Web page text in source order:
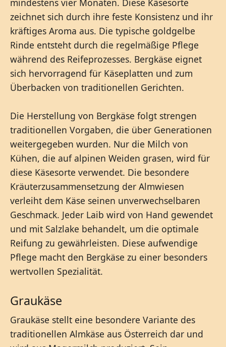
zeichnet sich durch ihre feste Konsistenz und ihr
kräftiges Aroma aus. Die typische goldgelbe
Rinde entsteht durch die regelmäßige Pflege
während des Reifeprozesses. Bergkäse eignet
sich hervorragend für Käseplatten und zum
Überbacken von traditionellen Gerichten.
Die Herstellung von Bergkäse folgt strengen
traditionellen Vorgaben, die über Generationen
weitergegeben wurden. Nur die Milch von
Kühen, die auf alpinen Weiden grasen, wird für
diese Käsesorte verwendet. Die besondere
Kräuterzusammensetzung der Almwiesen
verleiht dem Käse seinen unverwechselbaren
Geschmack. Jeder Laib wird von Hand gewendet
und mit Salzlake behandelt, um die optimale
Reifung zu gewährleisten. Diese aufwendige
Pflege macht den Bergkäse zu einer besonders
wertvollen Spezialität.
Graukäse
Graukäse stellt eine besondere Variante des
traditionellen Almkäse aus Österreich dar und